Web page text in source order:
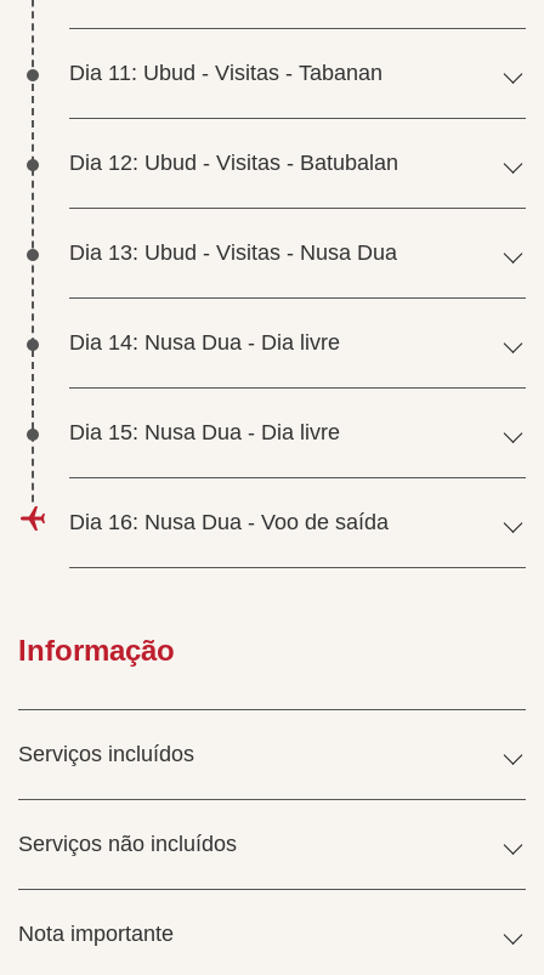
Dia 11: Ubud - Visitas - Tabanan
Dia 12: Ubud - Visitas - Batubalan
Dia 13: Ubud - Visitas - Nusa Dua
Dia 14: Nusa Dua - Dia livre
Dia 15: Nusa Dua - Dia livre
Dia 16: Nusa Dua - Voo de saída
Informação
Serviços incluídos
Serviços não incluídos
Nota importante